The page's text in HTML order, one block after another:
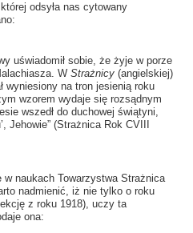
odsyła nas cytowany
sobie, że żyje w porze
WStrażnicy (angielskiej)
wyniesiony na tron jesienią roku
wzorem wydaje się rozsądnym
wszedł do duchowej świątyni,
Jehowie” (Strażnica Rok CVIII
Towarzystwa Strażnica
nadmienić, iż nie tylko o roku
z roku 1918), uczy ta
ona: